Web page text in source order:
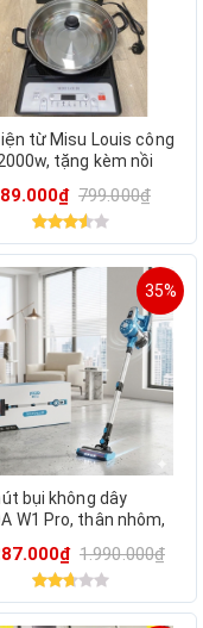
từ Misu Louis công
tặng kèm nồi
799.000₫
35%
bụi không dây
W1 Pro, thân nhôm,
1.990.000₫